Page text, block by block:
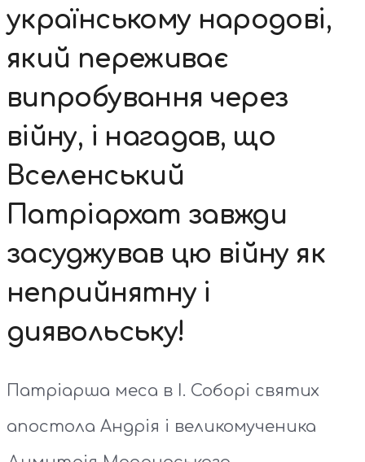
українському народові,
який переживає
випробування через
війну, і нагадав, що
Вселенський
Патріархат завжди
засуджував цю війну як
неприйнятну і
диявольську!
Патріарша меса в I. Соборі святих
апостола Андрія і великомученика